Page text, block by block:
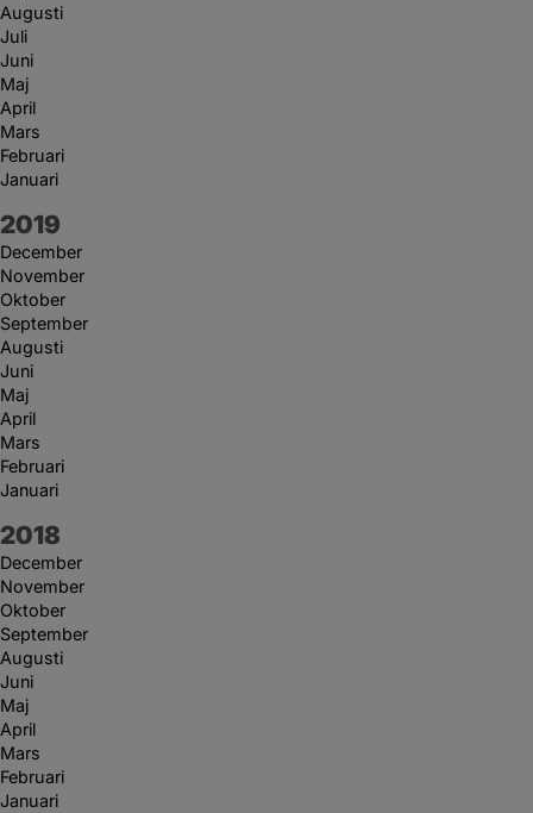
Augusti
Juli
Juni
Maj
April
Mars
Februari
Januari
År:
2019
December
November
Oktober
September
Augusti
Juni
Maj
April
Mars
Februari
Januari
År:
2018
December
November
Oktober
September
Augusti
Juni
Maj
April
Mars
Februari
Januari